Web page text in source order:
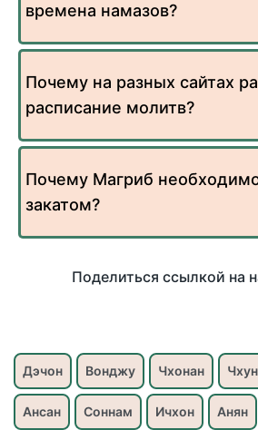
времена намазов?
Почему на разных сайтах
расписание молитв?
Почему Магриб
закатом?
Поделиться ссылкой на
Дэчон Вонджу Чхонан
Ансан Соннам Ичхон Анян